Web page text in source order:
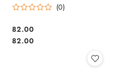
(0)
Cena:
82.00
Cena:
82.00